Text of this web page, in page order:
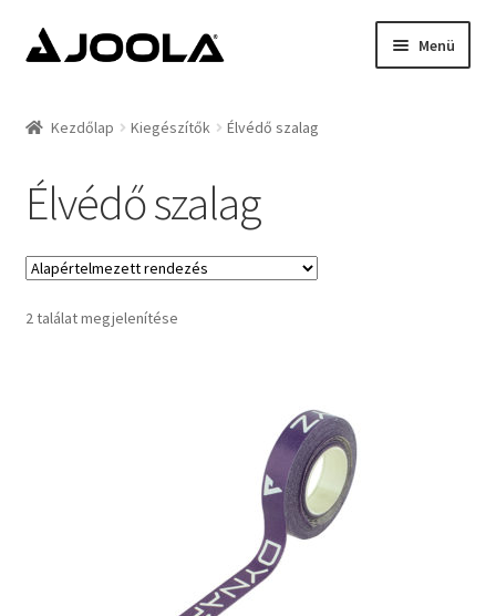
Ugrás
a
Kilépés
a
Menü
Termékek
Támogatottak
Kezdőlap Kiegészítők Élvédő szalag
Élvédő szalag
2 találat megjelenítése